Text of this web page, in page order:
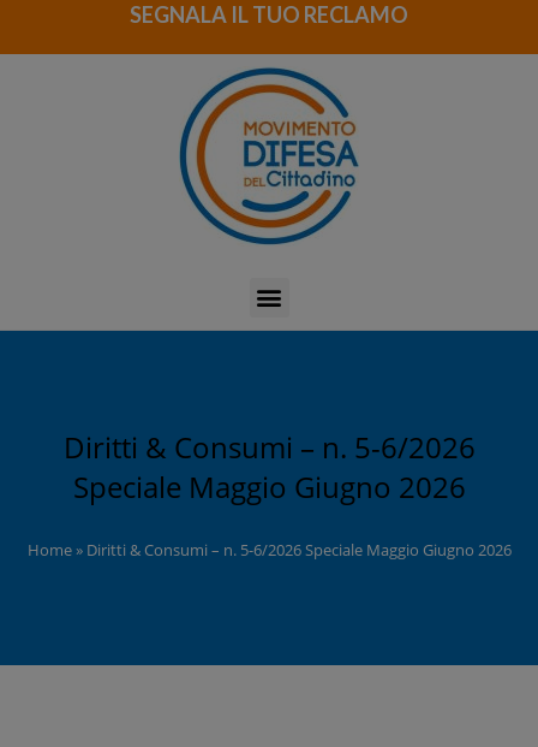
SEGNALA IL TUO RECLAMO
Diritti & Consumi – n. 5-6/2026
Speciale Maggio Giugno 2026
Home» Diritti & Consumi – n. 5-6/2026 Speciale Maggio Giugno 2026